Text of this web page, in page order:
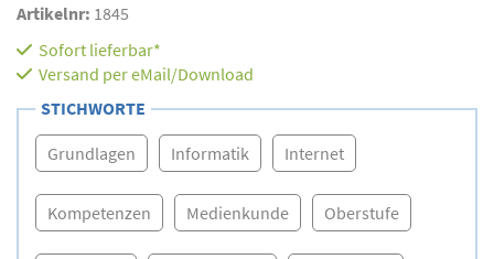
Artikelnr: 1845
Sofort lieferbar*
Versand per eMail/Download
STICHWORTE
Grundlagen Informatik Internet
Kompetenzen Medienkunde Oberstufe